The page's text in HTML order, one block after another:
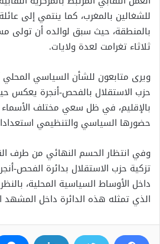
للشغالين بالمغرب، كما ينتمي إلى
بالمنطقة، حيث سبق لوالده أن تولى
ثلاثاء تغرامت لعدة ولايات.
ويرى متابعون للشأن السياسي المحلي
حزب الاستقلال بالفحص-أنجرة يعكس
بالإقليم، في ظل سعي مختلف الأسماء
حضورها السياسي والتنظيمي استعدادا
وفي انتظار الحسم النهائي من طرف
تزكية حزب الاستقلال بدائرة الفحص-
داخل الأوساط السياسية المحلية،
الذي تمثله هذه الدائرة داخل